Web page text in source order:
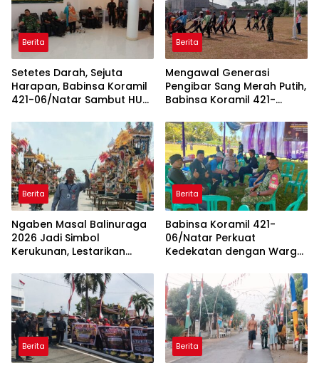
Berita
Setetes Darah, Sejuta
Harapan, Babinsa Koramil
421-06/Natar Sambut HUT
Inten
Berita
Mengawal Generasi
Pengibar Sang Merah Putih,
Babinsa Koramil 421-
Paskibra di Dua
Kecamatan Jelang HUT RI
ke-81
Berita
Ngaben Masal Balinuraga
2026 Jadi Simbol
Kerukunan, Lestarikan
Pariwisata Lampung
Selatan
Berita
Babinsa Koramil 421-
06/Natar Perkuat
Kedekatan dengan Warga
Sinergi di Natar dan
Tegineneng
Berita Berita